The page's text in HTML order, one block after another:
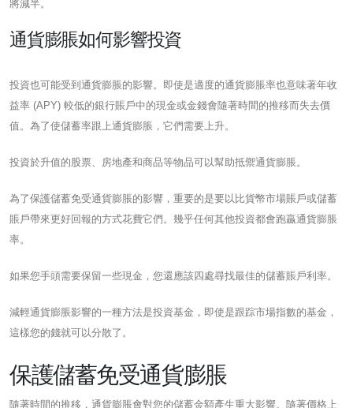
將減半。
通貨膨脹如何影響投資
投資也可能受到通貨膨脹的影響。即使是適度的通貨膨脹率也意味著年收
益率 (APY) 較低的銀行賬戶中的現金或金錢會隨著時間的推移而失去價
值。為了使儲蓄率跟上通貨膨脹，它們需要上升。
投資於升值的股票、房地產和商品等物品可以幫助抵禦通貨膨脹。
為了保護儲蓄免受通貨膨脹的影響，重要的是要以比貨幣市場賬戶或儲蓄
賬戶帶來更好回報的方式花費它們。幾乎任何其他投資都會跑贏通貨膨脹
率。
如果您手頭需要保留一些現金，您還應該四處尋找最佳的儲蓄賬戶利率。
減輕通貨膨脹影響的一種方法是投資基金，即使是跟踪市場指數的基金，
這樣您的錢就可以分散了。
保護儲蓄免受通貨膨脹
隨著時間的推移，通貨膨脹會對您的儲蓄金額產生重大影響。隨著價格上